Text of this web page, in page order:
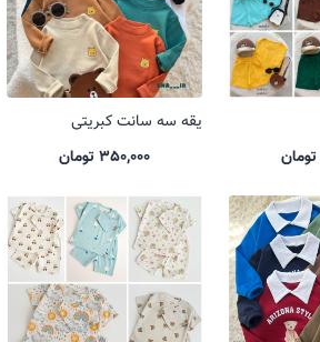
یقه سه سانت کبریتی
350,000 تومان